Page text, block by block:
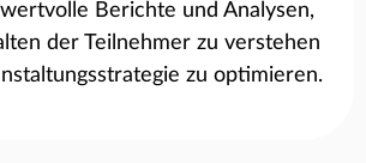
Berichte und Analysen,
der Teilnehmer zu verstehen
zu optimieren.